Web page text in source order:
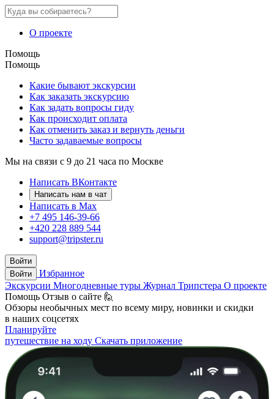
О проекте
Помощь
Помощь
Какие бывают экскурсии
Как заказать экскурсию
Как задать вопросы гиду
Как происходит оплата
Как отменить заказ и вернуть деньги
Часто задаваемые вопросы
Мы на связи с 9 до 21 часа по Москве
Написать ВКонтакте
Написать нам в чат
Написать в Max
+7 495 146-39-66
+420 228 889 544
support@tripster.ru
Войти
Войти
Избранное
Экскурсии Многодневные туры Журнал Трипстера О проекте
Помощь Отзыв о сайте 🙋
Обзоры необычных мест по всему миру, новинки и скидки
в наших соцсетях
Планируйте
путешествие на ходу Скачать приложение